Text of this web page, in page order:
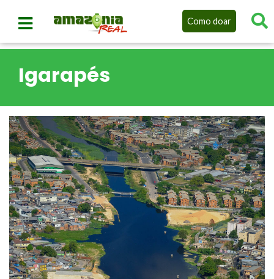
Como doar
Igarapés